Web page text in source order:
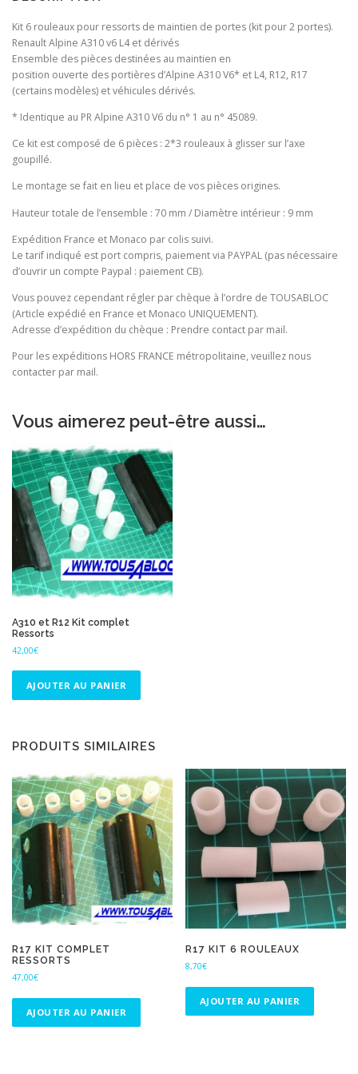
Kit 6 rouleaux pour ressorts de maintien de portes (kit pour 2 portes).
Renault Alpine A310 v6 L4 et dérivés
Ensemble des pièces destinées au maintien en
position ouverte des portières d’Alpine A310 V6* et L4, R12, R17
(certains modèles) et véhicules dérivés.
* Identique au PR Alpine A310 V6 du n° 1 au n° 45089.
Ce kit est composé de 6 pièces : 2*3 rouleaux à glisser sur l’axe
goupillé.
Le montage se fait en lieu et place de vos pièces origines.
Hauteur totale de l’ensemble : 70 mm / Diamètre intérieur : 9 mm
Expédition France et Monaco par colis suivi.
Le tarif indiqué est port compris, paiement via PAYPAL (pas nécessaire
d’ouvrir un compte Paypal : paiement CB).
Vous pouvez cependant régler par chèque à l’ordre de TOUSABLOC
(Article expédié en France et Monaco UNIQUEMENT).
Adresse d’expédition du chèque : Prendre contact par mail.
Pour les expéditions HORS FRANCE métropolitaine, veuillez nous
contacter par mail.
Vous aimerez peut-être aussi…
A310 et R12 Kit complet
Ressorts
42,00€
AJOUTER AU PANIER
PRODUITS SIMILAIRES
R17 KIT COMPLET
RESSORTS
47,00€
AJOUTER AU PANIER
R17 KIT 6 ROULEAUX
8,70€
AJOUTER AU PANIER